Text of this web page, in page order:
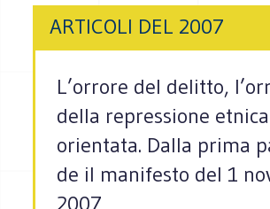
ARTICOLI DEL 2007
L’orrore del delitto,
della repressione
orientata. Dalla prima
de il manifesto del 1
2007